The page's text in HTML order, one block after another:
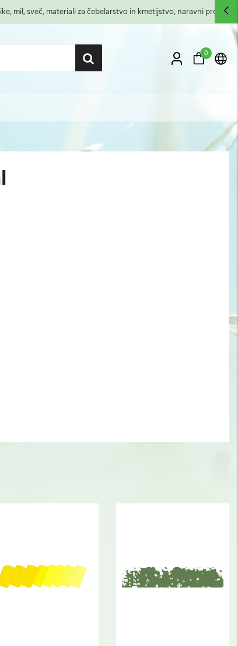
mil, sveč, materiali za čebelarstvo in kmetijstvo, naravni premazi,...
0